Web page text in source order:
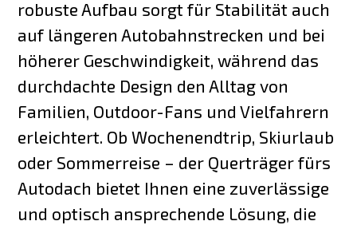
robuste Aufbau sorgt für Stabilität auch
auf längeren Autobahnstrecken und bei
höherer Geschwindigkeit, während das
durchdachte Design den Alltag von
Familien, Outdoor-Fans und Vielfahrern
erleichtert. Ob Wochenendtrip, Skiurlaub
oder Sommerreise – der Querträger fürs
Autodach bietet Ihnen eine zuverlässige
und optisch ansprechende Lösung, die